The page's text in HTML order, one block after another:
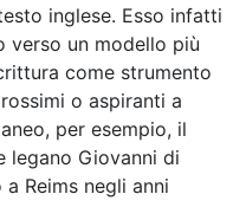
inglese. Esso infatti
verso un modello più
come strumento
o aspiranti a
per esempio, il
legano Giovanni di
a Reims negli anni